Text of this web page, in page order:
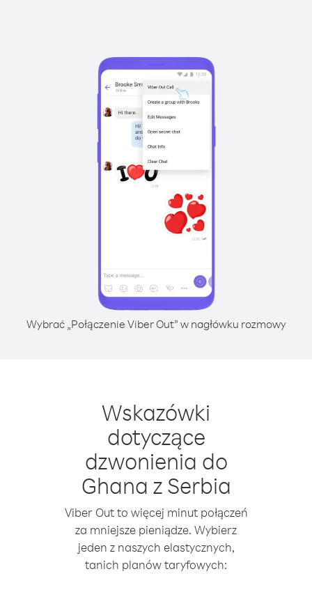
Wybrać „Połączenie Viber Out” w nagłówku rozmowy
Wskazówki
dotyczące
dzwonienia do
Ghana z Serbia
Viber Out to więcej minut połączeń
za mniejsze pieniądze. Wybierz
jeden z naszych elastycznych,
tanich planów taryfowych: